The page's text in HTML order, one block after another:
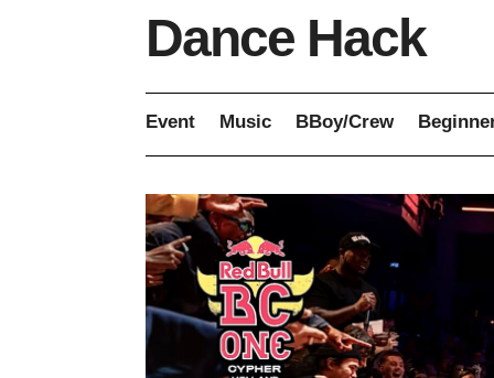
Dance Hack
Event Music BBoy/Crew